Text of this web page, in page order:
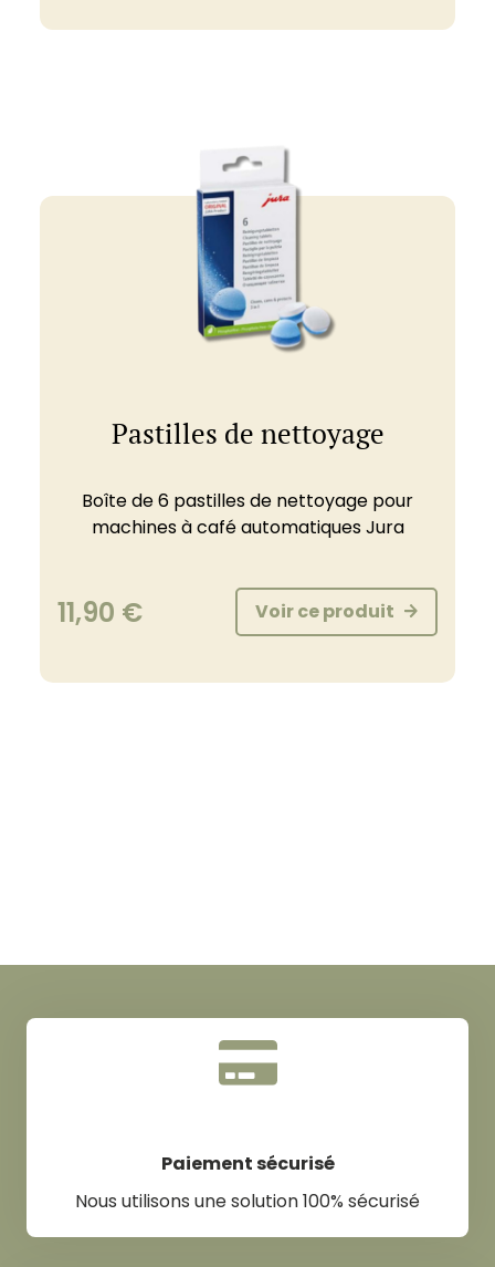
Pastilles de nettoyage
Boîte de 6 pastilles de nettoyage pour
machines à café automatiques Jura
11,90 € Voir ce produit
Paiement sécurisé
Nous utilisons une solution 100% sécurisé